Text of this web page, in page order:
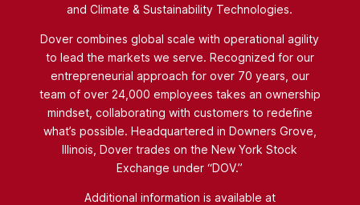
and Climate & Sustainability Technologies.
Dover combines global scale with operational agility
to lead the markets we serve. Recognized for our
entrepreneurial approach for over 70 years, our
team of over 24,000 employees takes an ownership
mindset, collaborating with customers to redefine
what’s possible. Headquartered in Downers Grove,
Illinois, Dover trades on the New York Stock
Exchange under “DOV.”
Additional information is available at